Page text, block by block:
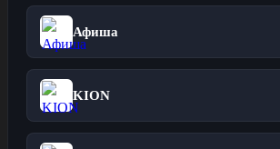
Афиша
KION